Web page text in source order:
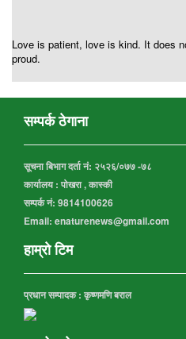
Love is patient, love is kind. It does
proud.
सम्पर्क ठेगाना
सूचना बिभाग दर्ता नं: २५२६/०७७ -७८
कार्यालय : पोखरा , कास्की
सम्पर्क नं: 9814100626
Email: enaturenews@gmail.com
हाम्रो टिम
प्रधान सम्पादक : कृष्णमणि बराल